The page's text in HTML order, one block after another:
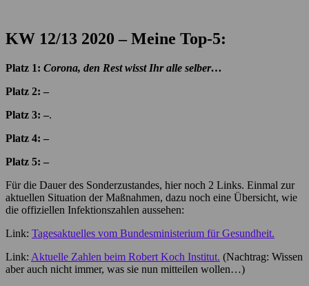
KW 12/13 2020 – Meine Top-5:
Platz 1: Corona, den Rest wisst Ihr alle selber…
Platz 2: –
Platz 3: –.
Platz 4: –
Platz 5: –
Für die Dauer des Sonderzustandes, hier noch 2 Links. Einmal zur
aktuellen Situation der Maßnahmen, dazu noch eine Übersicht, wie
die offiziellen Infektionszahlen aussehen:
Link: Tagesaktuelles vom Bundesministerium für Gesundheit.
Link: Aktuelle Zahlen beim Robert Koch Institut. (Nachtrag: Wissen
aber auch nicht immer, was sie nun mitteilen wollen…)